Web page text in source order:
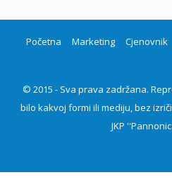
Početna Marketing Cjenovnik
© 2015 - Sva prava zadržana.
bilo kakvoj formi ili mediju, bez
JKP